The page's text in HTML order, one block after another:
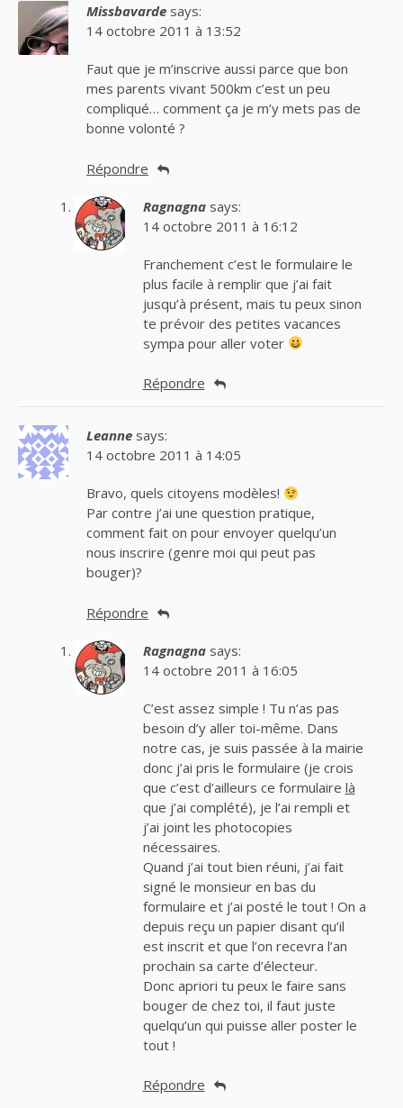
Missbavarde says:
14 octobre 2011 à 13:52
Faut que je m’inscrive aussi parce que bon
mes parents vivant 500km c’est un peu
compliqué… comment ça je m’y mets pas de
bonne volonté ?
Répondre
Ragnagna says:
14 octobre 2011 à 16:12
Franchement c’est le formulaire le
plus facile à remplir que j’ai fait
jusqu’à présent, mais tu peux sinon
te prévoir des petites vacances
sympa pour aller voter
Répondre
Leanne says:
14 octobre 2011 à 14:05
Bravo, quels citoyens modèles!
Par contre j’ai une question pratique,
comment fait on pour envoyer quelqu’un
nous inscrire (genre moi qui peut pas
bouger)?
Répondre
Ragnagna says:
14 octobre 2011 à 16:05
C’est assez simple ! Tu n’as pas
besoin d’y aller toi-même. Dans
notre cas, je suis passée à la mairie
donc j’ai pris le formulaire (je crois
que c’est d’ailleurs ce formulaire là
que j’ai complété), je l’ai rempli et
j’ai joint les photocopies
nécessaires.
Quand j’ai tout bien réuni, j’ai fait
signé le monsieur en bas du
formulaire et j’ai posté le tout ! On a
depuis reçu un papier disant qu’il
est inscrit et que l’on recevra l’an
prochain sa carte d’électeur.
Donc apriori tu peux le faire sans
bouger de chez toi, il faut juste
quelqu’un qui puisse aller poster le
tout !
Répondre